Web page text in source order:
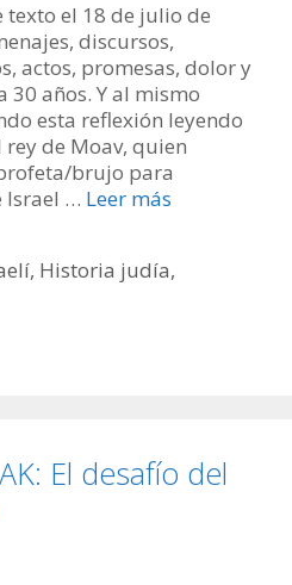
texto el 18 de julio de
discursos,
actos, promesas, dolor y
30 años. Y al mismo
esta reflexión leyendo
de Moav, quien
brujo para
Israel … Leer más
, Historia judía,
El desafío del